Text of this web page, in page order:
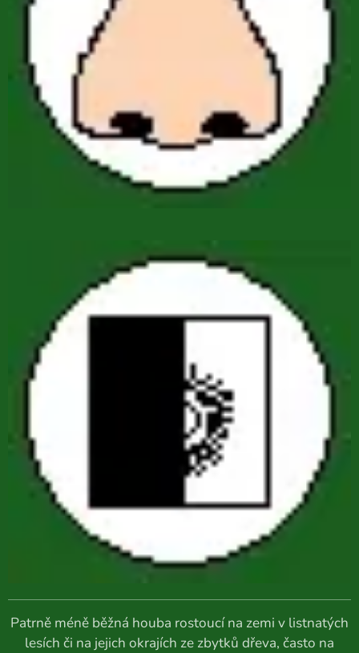
Patrně méně běžná houba rostoucí na zemi v listnatých
lesích či na jejich okrajích ze zbytků dřeva, často na